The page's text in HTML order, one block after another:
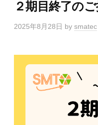
２期目終了の
2025年8月28日 by smatec